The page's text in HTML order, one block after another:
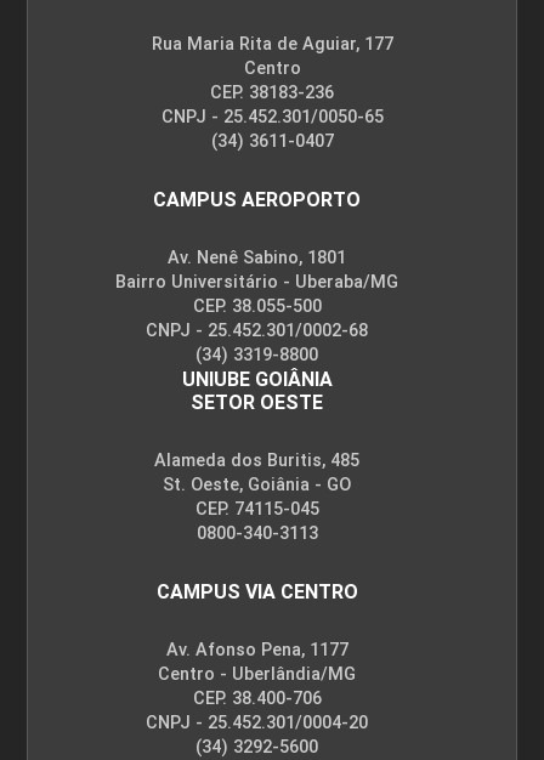
Rua Maria Rita de Aguiar, 177
Centro
CEP. 38183-236
CNPJ - 25.452.301/0050-65
(34) 3611-0407
CAMPUS AEROPORTO
Av. Nenê Sabino, 1801
Bairro Universitário - Uberaba/MG
CEP. 38.055-500
CNPJ - 25.452.301/0002-68
(34) 3319-8800
UNIUBE GOIÂNIA
SETOR OESTE
Alameda dos Buritis, 485
St. Oeste, Goiânia - GO
CEP. 74115-045
0800-340-3113
CAMPUS VIA CENTRO
Av. Afonso Pena, 1177
Centro - Uberlândia/MG
CEP. 38.400-706
CNPJ - 25.452.301/0004-20
(34) 3292-5600